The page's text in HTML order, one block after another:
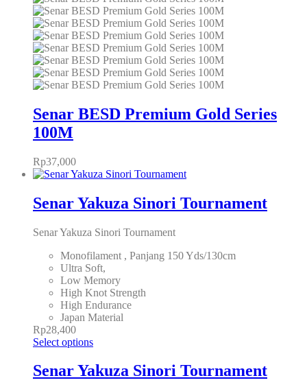
Senar BESD Premium Gold Series
100M
Rp37,000
Senar Yakuza Sinori Tournament
Senar Yakuza Sinori Tournament
Monofilament , Panjang 150 Yds/130cm
Ultra Soft,
Low Memory
High Knot Strength
High Endurance
Japan Material
Rp28,400
Select options
Senar Yakuza Sinori Tournament